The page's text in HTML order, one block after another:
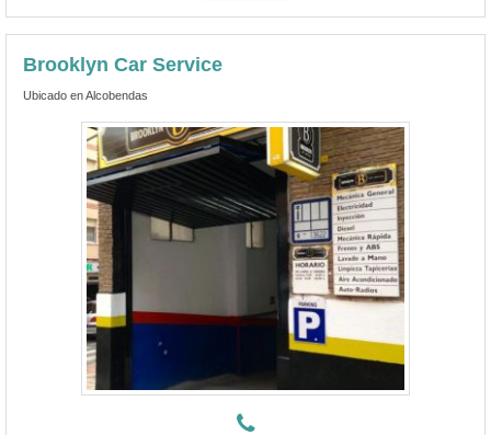
Brooklyn Car Service
Ubicado en Alcobendas